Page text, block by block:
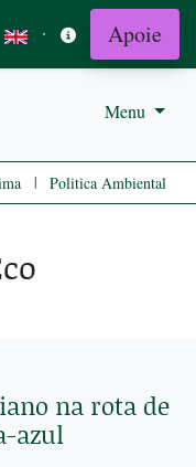
· Apoie
Menu
| Politica Ambiental
na rota de
azul